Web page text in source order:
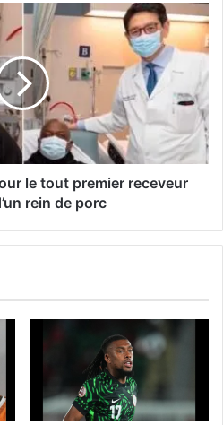
le tout premier receveur
rein de porc